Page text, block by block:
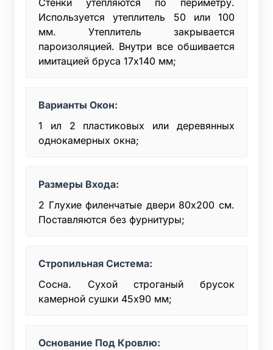
Используется утеплитель 50 или 100
мм. Утеплитель закрывается
пароизоляцией. Внутри все обшивается
имитацией бруса 17х140 мм;
Варианты Окон:
1 ил 2 пластиковых или деревянных
однокамерных окна;
Размеры Входа:
2 Глухие филенчатые двери 80х200 см.
Поставляются без фурнитуры;
Стропильная Система:
Сосна. Сухой строганый брусок
камерной сушки 45x90 мм;
Основание Под Кровлю: